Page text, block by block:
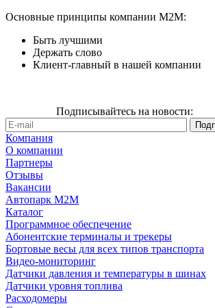
Основные принципы компании М2М:
Быть лучшими
Держать слово
Клиент-главный в нашей компании
Подписывайтесь на новости:
Компания
О компании
Партнеры
Отзывы
Вакансии
Автопарк М2М
Каталог
Программное обеспечение
Абонентские терминалы и трекеры
Бортовые весы для всех типов транспорта
Видео-мониторинг
Датчики давления и температуры в шинах
Датчики уровня топлива
Расходомеры